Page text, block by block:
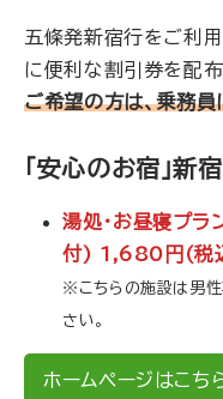
五條発新宿行をご利
に便利な割引券を配布
ご希望の方は、乗務
「安心のお宿」新
湯処・お昼寝プラ
付) 1,680円(税
※こちらの施設は男性
さい。
ホームページはこち